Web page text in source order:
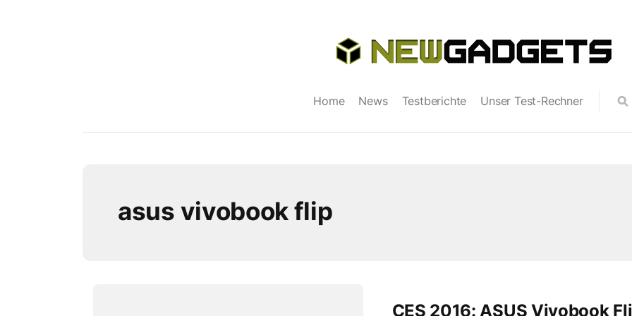
Home News Testberichte Unser Test-Rechner
asus vivobook flip
CES 2016: ASUS Vivobook